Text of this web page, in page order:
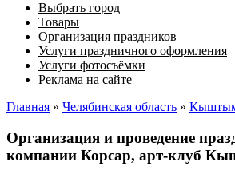
Выбрать город
Товары
Организация праздников
Услуги праздничного оформления
Услуги фотосъёмки
Реклама на сайте
Главная » Челябинская область »
Организация и проведение
компании Корсар, арт-клуб